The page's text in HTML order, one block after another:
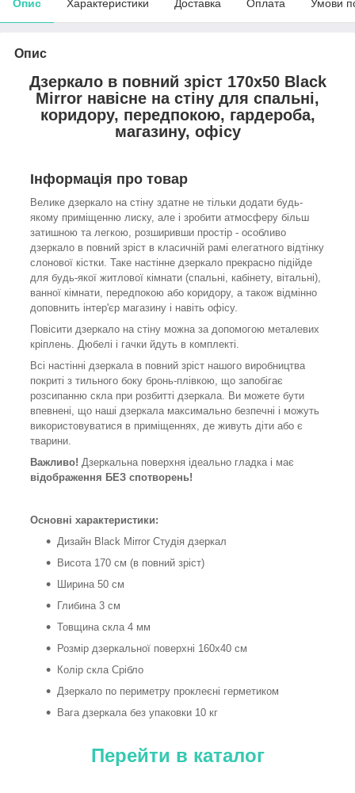
Опис Характеристики Доставка Оплата Умови
Опис
Дзеркало в повний зріст 170х50 Black
Mirror навісне на стіну для спальні,
коридору, передпокою, гардероба,
магазину, офісу
Інформація про товар
Велике дзеркало на стіну здатне не тільки додати будь-
якому приміщенню лиску, але і зробити атмосферу більш
затишною та легкою, розширивши простір - особливо
дзеркало в повний зріст в класичній рамі елегатного відтінку
слонової кістки. Таке настінне дзеркало прекрасно підійде
для будь-якої житлової кімнати (спальні, кабінету, вітальні),
ванної кімнати, передпокою або коридору, а також відмінно
доповнить інтер'єр магазину і навіть офісу.
Повісити дзеркало на стіну можна за допомогою металевих
кріплень. Дюбелі і гачки йдуть в комплекті.
Всі настінні дзеркала в повний зріст нашого виробництва
покриті з тильного боку бронь-плівкою, що запобігає
розсипанню скла при розбитті дзеркала. Ви можете бути
впевнені, що наші дзеркала максимально безпечні і можуть
використовуватися в приміщеннях, де живуть діти або є
тварини.
Важливо! Дзеркальна поверхня ідеально гладка і має
відображення БЕЗ спотворень!
Основні характеристики:
Дизайн Black Mirror Студія дзеркал
Висота 170 см (в повний зріст)
Ширина 50 см
Глибина 3 см
Товщина скла 4 мм
Розмір дзеркальної поверхні 160х40 см
Колір скла Срібло
Дзеркало по периметру проклеєні герметиком
Вага дзеркала без упаковки 10 кг
Перейти в каталог